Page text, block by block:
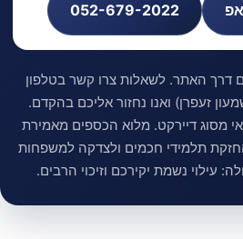
052-679-2022
דרך האתר. לשאלות צרו קשר בטלפון
(הרב שמעון זעפרן) ואנו נחזור אליכם בהקדם.
דיירקט. מלוא הכספים מאמירת
תלמידי חכמים ולצדקה למשפחות
עילוי נשמת יקירכם וזיכוי הרבים.